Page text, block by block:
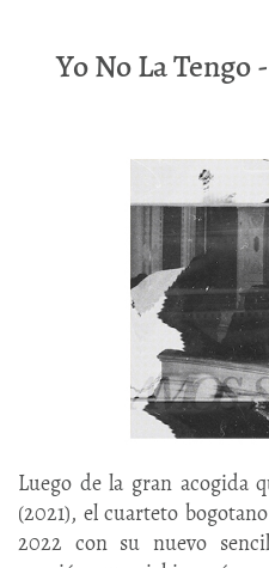
Yo No La Tengo
Luego de la gran acogida
(2021), el cuarteto
2022 con su nuevo